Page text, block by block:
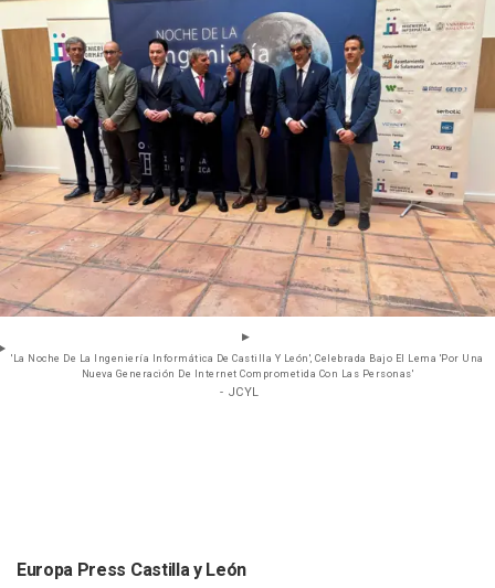
'La Noche De La Ingeniería Informática De Castilla Y León', Celebrada Bajo El Lema 'Por Una
Nueva Generación De Internet Comprometida Con Las Personas'
- JCYL
Europa Press Castilla y León